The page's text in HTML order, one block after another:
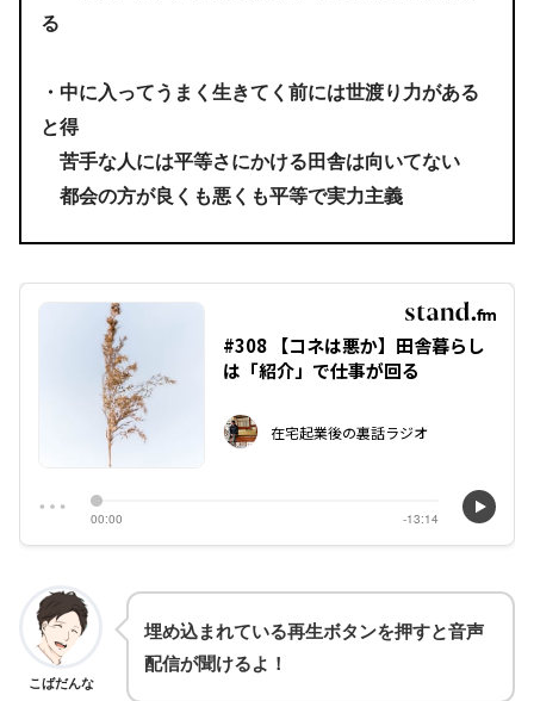
る
・中に入ってうまく生きてく前には世渡り力がある
と得
苦手な人には平等さにかける田舎は向いてない
都会の方が良くも悪くも平等で実力主義
こばだんな
埋め込まれている再生ボタンを押すと音声
配信が聞けるよ！